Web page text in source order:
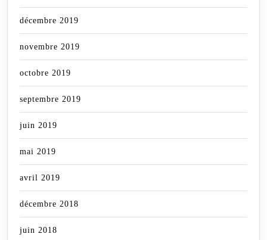
décembre 2019
novembre 2019
octobre 2019
septembre 2019
juin 2019
mai 2019
avril 2019
décembre 2018
juin 2018